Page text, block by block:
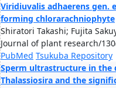
Viridiuvalis adhaerens gen.
forming chlorarachniophyte
Shiratori Takashi; Fujita
Journal of plant research/
PubMed Tsukuba Repository
Sperm ultrastructure in the
Thalassiosira and the